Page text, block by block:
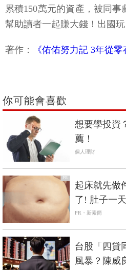
累積150萬元的資產，被同
幫助讀者一起賺大錢！出國玩
著作： 《佑佑努力記 3年從零
你可能會喜歡
想要學投資
薦！
個人理財
PR
起床就先做
了! 肚子一
PR・新素簡
台股「四貸
風暴？陳威